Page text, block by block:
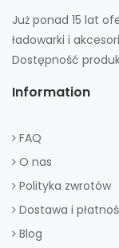
Już ponad 15 lat
ładowarki i
Dostępność
Information
FAQ
O nas
Polityka zwrotów
Dostawa i
Blog